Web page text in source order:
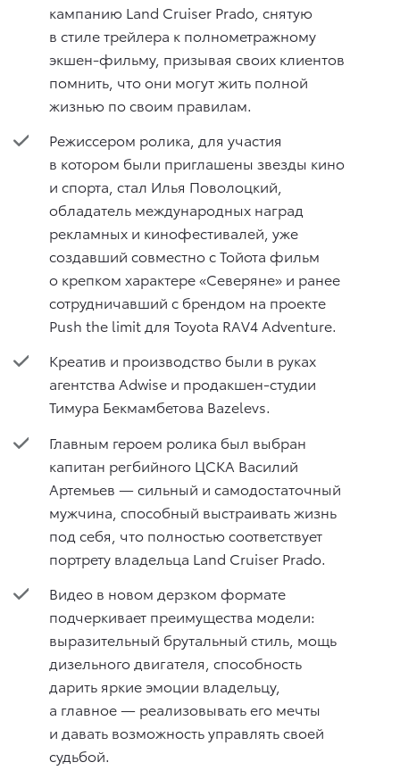
кампанию Land Cruiser Prado, снятую
в стиле трейлера к полнометражному
экшен-фильму, призывая своих клиентов
помнить, что они могут жить полной
жизнью по своим правилам.
Режиссером ролика, для участия
в котором были приглашены звезды кино
и спорта, стал Илья Поволоцкий,
обладатель международных наград
рекламных и кинофестивалей, уже
создавший совместно с Тойота фильм
о крепком характере «Северяне» и ранее
сотрудничавший с брендом на проекте
Push the limit для Toyota RAV4 Adventure.
Креатив и производство были в руках
агентства Adwise и продакшен-студии
Тимура Бекмамбетова Bazelevs.
Главным героем ролика был выбран
капитан регбийного ЦСКА Василий
Артемьев — сильный и самодостаточный
мужчина, способный выстраивать жизнь
под себя, что полностью соответствует
портрету владельца Land Cruiser Prado.
Видео в новом дерзком формате
подчеркивает преимущества модели:
выразительный брутальный стиль, мощь
дизельного двигателя, способность
дарить яркие эмоции владельцу,
а главное — реализовывать его мечты
и давать возможность управлять своей
судьбой.